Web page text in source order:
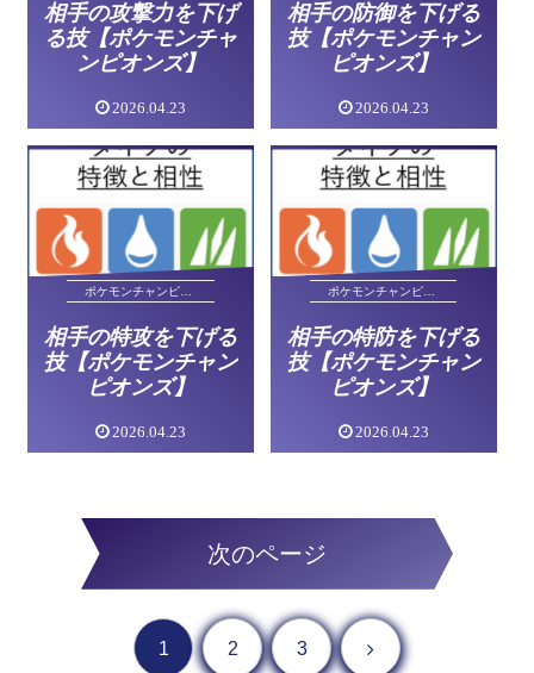
相手の攻撃力を下げ
る技【ポケモンチャ
ンピオンズ】
2026.04.23
相手の防御を下げる
技【ポケモンチャン
ピオンズ】
2026.04.23
相手の特攻を下げる
技【ポケモンチャン
ピオンズ】
2026.04.23
相手の特防を下げる
技【ポケモンチャン
ピオンズ】
2026.04.23
次のページ
1 2 3 次へ